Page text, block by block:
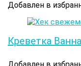
Добавлен в
Креветка